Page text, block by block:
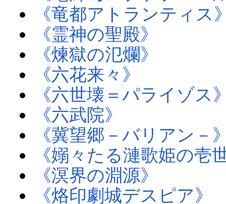
《竜都アトランティス
《霊神の聖殿》
《煉獄の氾爛》
《六花来々》
《六世壊＝パライゾス
《六武院》
《冀望郷－バリアン－
《嫋々たる漣歌姫の壱
《溟界の淵源》
《烙印劇城デスピア》